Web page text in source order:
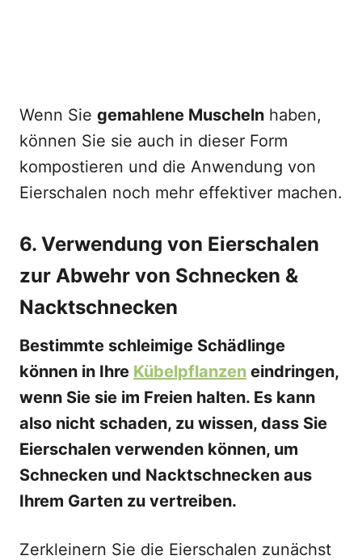
Wenn Sie gemahlene Muscheln haben,
können Sie sie auch in dieser Form
kompostieren und die Anwendung von
Eierschalen noch mehr effektiver machen.
6. Verwendung von Eierschalen
zur Abwehr von Schnecken &
Nacktschnecken
Bestimmte schleimige Schädlinge
können in Ihre Kübelpflanzen eindringen,
wenn Sie sie im Freien halten. Es kann
also nicht schaden, zu wissen, dass Sie
Eierschalen verwenden können, um
Schnecken und Nacktschnecken aus
Ihrem Garten zu vertreiben.
Zerkleinern Sie die Eierschalen zunächst